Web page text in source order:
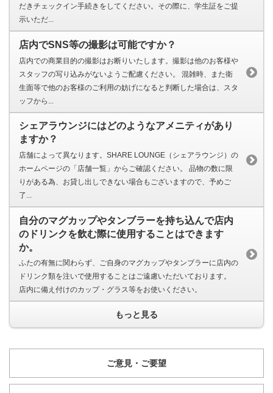
だきチェックイン手続きをしてください。その際に、学生証をご提
示いただ...
店内でSNS等の撮影は可能ですか？
店内での商業目的の撮影はお断りいたします。撮影は他のお客様や
スタッフの写り込みがないようご配慮ください。 混雑時、また衛
生面等で他のお客様のご利用の妨げになると判断した場合は、スタ
ッフから...
シェアラウンジにはどのようなアメニティがあり
ますか？
店舗によって異なります。SHARE LOUNGE（シェアラウンジ）の
ホームページの「店舗一覧」からご確認ください。 品物の数に限
りがある為、お貸し出しできない場合もございますので、予めご
了...
自分のマグカップやタンブラーを持ち込んで店内
のドリンクを飲む際に使用することはできます
か。
ふたの有無に関わらず、ご自身のマグカップやタンブラーに店内の
ドリンク類を注いで使用することはご遠慮いただいております。
店内に備え付けのカップ・グラス等をお使いください。
もっと見る
ご意見・ご要望